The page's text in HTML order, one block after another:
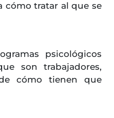
cómo tratar al que se
psicológicos
son trabajadores,
cómo tienen que